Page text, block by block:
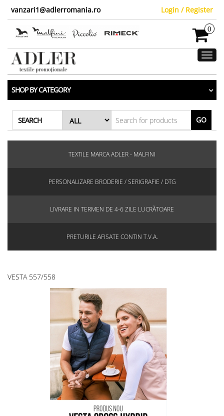
vanzari1@adlerromania.ro Login / Register
0
SHOP BY CATEGORY
SEARCH GO
TEXTILE MARCA ADLER - MALFINI
PERSONALIZARE BRODERIE / SERIGRAFIE / DTG
LIVRARE IN TERMEN DE 4-6 ZILE LUCRĂTOARE
PRETURILE AFISATE CONTIN T.V.A.
VESTA 557/558